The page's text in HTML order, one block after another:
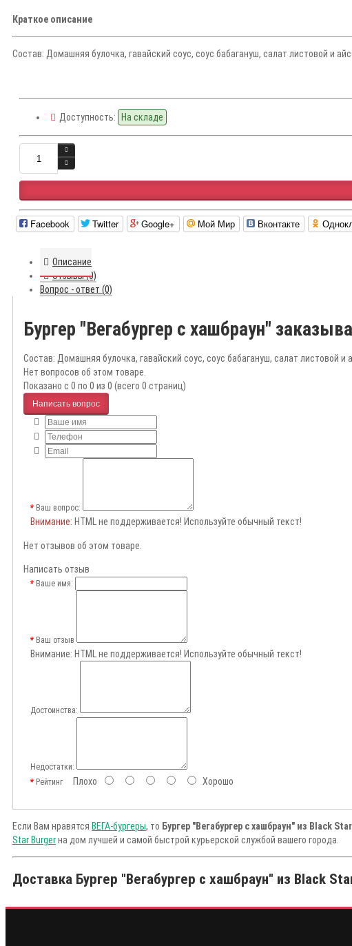
Краткое описание
Состав: Домашняя булочка, гавайский соус, соус бабагануш, салат листовой и
Доступность: На складе
Facebook Twitter Google+ Мой Мир Вконтакте
Описание
Отзывы (0)
Вопрос - ответ (0)
Бургер "Вегабургер с хашбраун"
Состав: Домашняя булочка, гавайский соус, соус бабагануш, салат листовой и
Нет вопросов об этом товаре.
Показано с 0 по 0 из 0 (всего 0 страниц)
Написать вопрос
Ваш вопрос:
Внимание: HTML не поддерживается! Используйте обычный текст!
Нет отзывов об этом товаре.
Написать отзыв
Ваше имя:
Ваш отзыв
Внимание: HTML не поддерживается! Используйте обычный текст!
Достоинства:
Недостатки:
РейтингПлохо Хорошо
Если Вам нравятся ВЕГА-бургеры, то Бургер "Вегабургер с хашбраун" из Black
Star Burgerна дом лучшей и самой быстрой курьерской службой вашего города.
Доставка Бургер "Вегабургер с хашбраун" из Black